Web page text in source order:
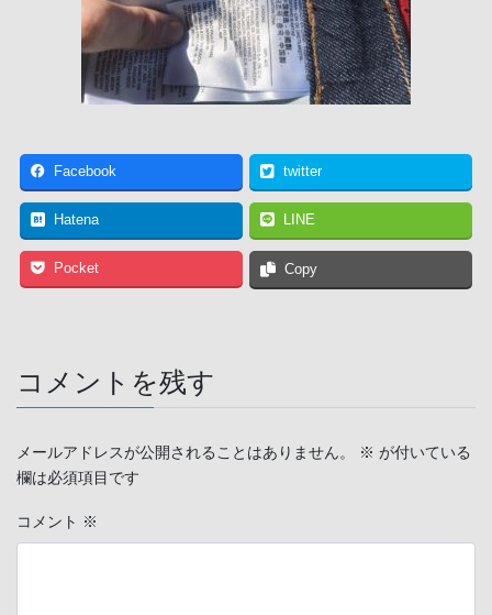
Facebook twitter
Hatena LINE
Pocket Copy
コメントを残す
メールアドレスが公開されることはありません。 ※ が付いている
欄は必須項目です
コメント ※